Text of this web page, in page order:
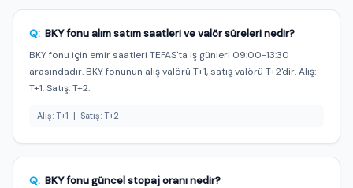
Q: BKY fonu alım satım saatleri ve valör süreleri nedir?
BKY fonu için emir saatleri TEFAS'ta iş günleri 09:00-13:30
arasındadır. BKY fonunun alış valörü T+1, satış valörü T+2'dir. Alış:
T+1, Satış: T+2.
Alış: T+1 | Satış: T+2
Q: BKY fonu güncel stopaj oranı nedir?